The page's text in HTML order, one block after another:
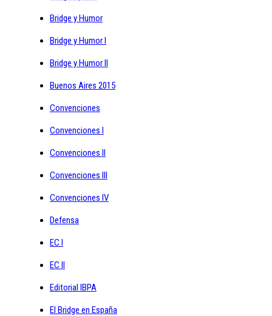
Bridge y Humor
Bridge y Humor I
Bridge y Humor II
Buenos Aires 2015
Convenciones
Convenciones I
Convenciones II
Convenciones III
Convenciones IV
Defensa
EC I
EC II
Editorial IBPA
El Bridge en España